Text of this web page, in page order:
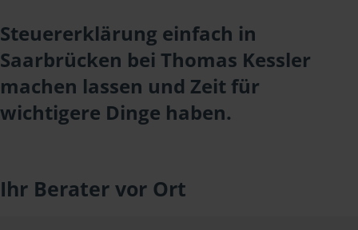
Steuererklärung einfach in
Saarbrücken bei Thomas Kessler
machen lassen und Zeit für
wichtigere Dinge haben.
Ihr Berater vor Ort